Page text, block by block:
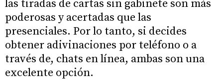
las tiradas de cartas sin gabinete son más
poderosas y acertadas que las
presenciales. Por lo tanto, si decides
obtener adivinaciones por teléfono o a
través de, chats en línea, ambas son una
excelente opción.